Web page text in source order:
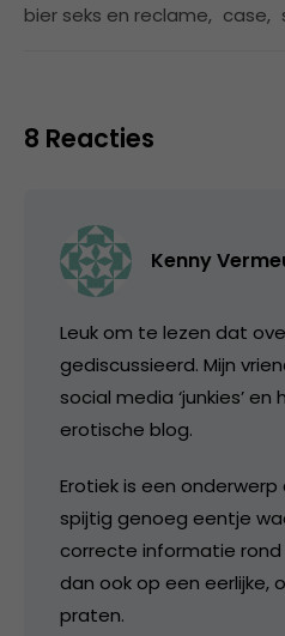
bier seks en reclame, case,
8 Reacties
Kenny
Leuk om te lezen dat
gediscussieerd. Mijn
social media ‘junkies’
erotische blog.
Erotiek is een
spijtig genoeg eentje
correcte informatie rond
dan ook op een eerlijke,
praten.